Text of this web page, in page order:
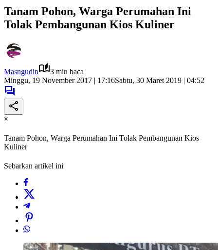
Tanam Pohon, Warga Perumahan Ini
Tolak Pembangunan Kios Kuliner
Masngudin
3 min baca
Minggu, 19 November 2017 | 17:16Sabtu, 30 Maret 2019 | 04:52
×
Tanam Pohon, Warga Perumahan Ini Tolak Pembangunan Kios
Kuliner
Sebarkan artikel ini